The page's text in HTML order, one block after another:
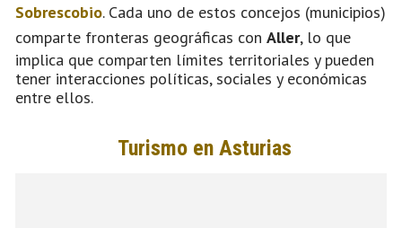
Sobrescobio. Cada uno de estos concejos (municipios)
comparte fronteras geográficas con Aller, lo que
implica que comparten límites territoriales y pueden
tener interacciones políticas, sociales y económicas
entre ellos.